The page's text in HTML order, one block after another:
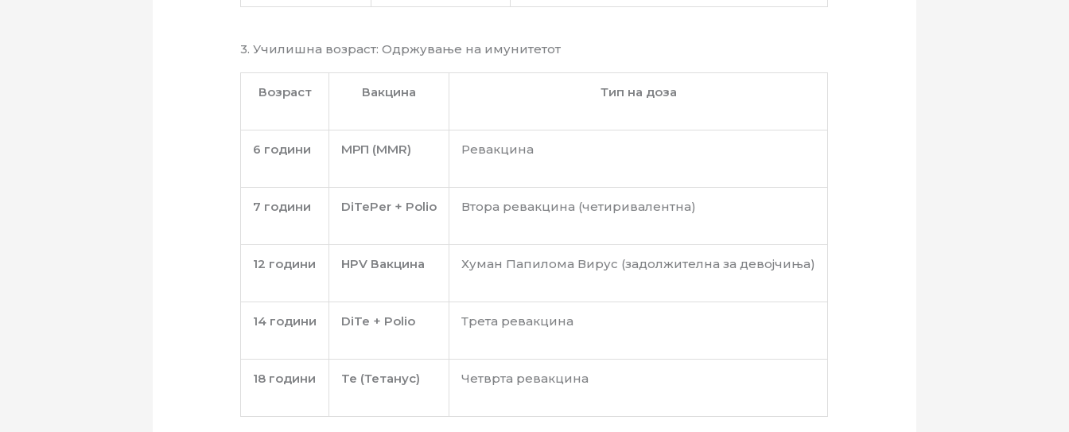
3. Училишна возраст: Одржување на имунитетот
Возраст Вакцина Тип на доза
6 години МРП (MMR) Ревакцина
7 години DiTePer + Polio Втора ревакцина (четиривалентна)
12 години HPV Вакцина Хуман Папилома Вирус (задолжителна за девојчиња)
14 години DiTe + Polio Трета ревакцина
18 години Te (Тетанус) Четврта ревакцина